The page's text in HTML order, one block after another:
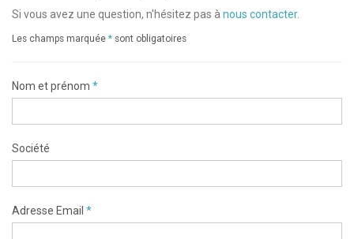
Si vous avez une question, n'hésitez pas à nous contacter.
Les champs marquée * sont obligatoires
Nom et prénom *
Société
Adresse Email *